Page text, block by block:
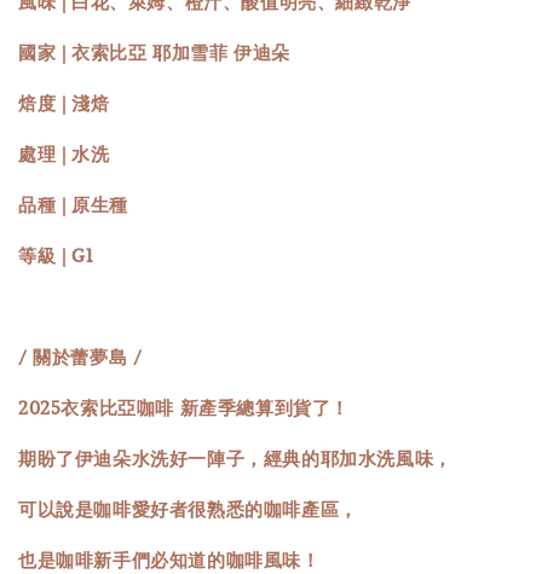
國家 | 衣索比亞 耶加雪菲 伊迪朵
焙度 | 淺焙
處理 | 水洗
品種 | 原生種
等級 | G1
/ 關於蕾夢島 /
2025衣索比亞咖啡 新產季總算到貨了！
期盼了伊迪朵水洗好一陣子，經典的耶加水洗風味，
可以說是咖啡愛好者很熟悉的咖啡產區，
也是咖啡新手們必知道的咖啡風味！